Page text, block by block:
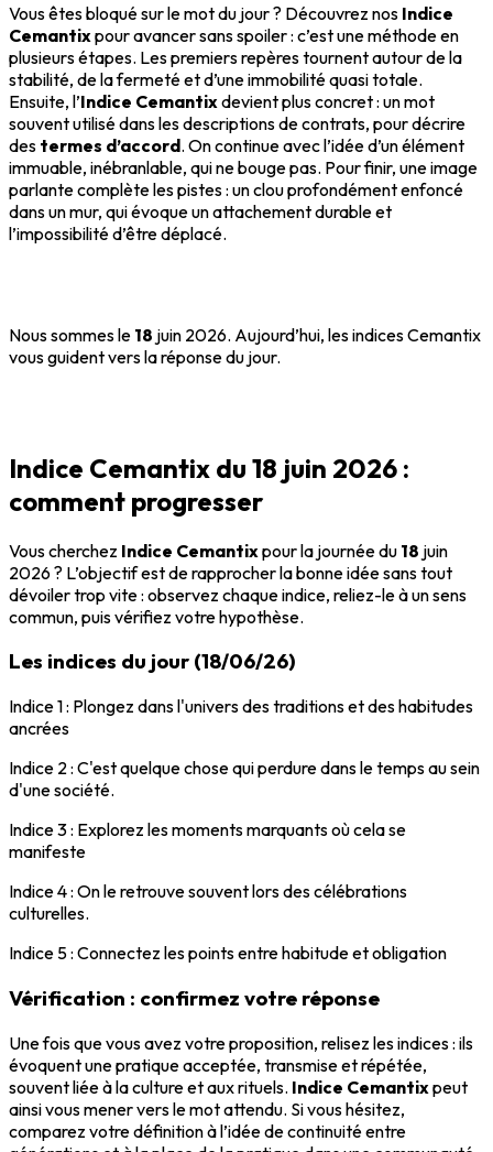
Vous êtes bloqué sur le mot du jour ? Découvrez nos Indice
Cemantixpour avancer sans spoiler : c’est une méthode en
plusieurs étapes. Les premiers repères tournent autour de la
stabilité, de la fermeté et d’une immobilité quasi totale.
Ensuite, l’Indice Cemantixdevient plus concret : un mot
souvent utilisé dans les descriptions de contrats, pour décrire
des termes d’accord. On continue avec l’idée d’un élément
immuable, inébranlable, qui ne bouge pas. Pour finir, une image
parlante complète les pistes : un clou profondément enfoncé
dans un mur, qui évoque un attachement durable et
l’impossibilité d’être déplacé.
Nous sommes le 18 juin 2026. Aujourd’hui, les indices Cemantix
vous guident vers la réponse du jour.
Indice Cemantix du 18 juin 2026 :
comment progresser
Vous cherchez Indice Cemantixpour la journée du 18 juin
2026 ? L’objectif est de rapprocher la bonne idée sans tout
dévoiler trop vite : observez chaque indice, reliez-le à un sens
commun, puis vérifiez votre hypothèse.
Les indices du jour (18/06/26)
Indice 1 : Plongez dans l'univers des traditions et des habitudes
ancrées
Indice 2 : C'est quelque chose qui perdure dans le temps au sein
d'une société.
Indice 3 : Explorez les moments marquants où cela se
manifeste
Indice 4 : On le retrouve souvent lors des célébrations
culturelles.
Indice 5 : Connectez les points entre habitude et obligation
Vérification : confirmez votre réponse
Une fois que vous avez votre proposition, relisez les indices : ils
évoquent une pratique acceptée, transmise et répétée,
souvent liée à la culture et aux rituels. Indice Cemantixpeut
ainsi vous mener vers le mot attendu. Si vous hésitez,
comparez votre définition à l’idée de continuité entre